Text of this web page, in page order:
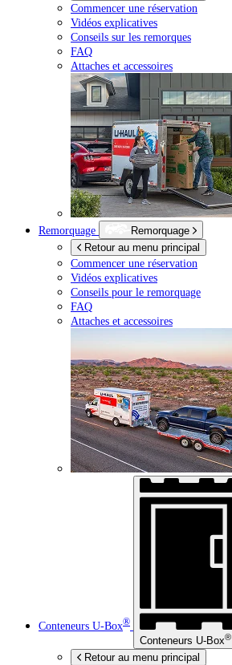
Commencer une réservation
Vidéos explicatives
Conseils sur les remorques
FAQ
Attaches et accessoires
Remorquage
Remorquage
Retour au menu principal
Commencer une réservation
Vidéos explicatives
Conseils pour le remorquage
FAQ
Attaches et accessoires
Conteneurs U-Box®
Conteneurs U-Box®
Retour au menu principal